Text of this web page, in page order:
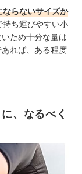
らないサイズか
持ち運びやすい小
ため十分な量は
れば、ある程度
、なるべく